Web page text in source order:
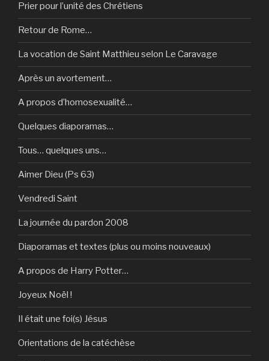
Prier pour l’unité des Chrétiens
Retour de Rome…
La vocation de Saint Matthieu selon Le Caravage
Après un avortement…
A propos d’homosexualité…
Quelques diaporamas…
Tous… quelques uns…
Aimer Dieu (Ps 63)
Vendredi Saint
La journée du pardon 2008
Diaporamas et textes (plus ou moins nouveaux)
A propos de Harry Potter…
Joyeux Noël !
Il était une foi(s) Jésus
Orientations de la catéchèse